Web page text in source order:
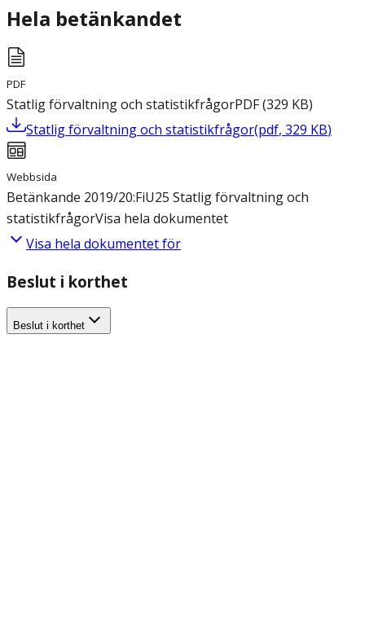
Hela betänkandet
PDF
Statlig förvaltning och statistikfrågorPDF(329 KB)
Statlig förvaltning och statistikfrågor(pdf, 329 KB)
Webbsida
Betänkande 2019/20:FiU25 Statlig förvaltning och
statistikfrågorVisa hela dokumentet
Visa hela dokumentet för
Beslut i korthet
Beslut i korthet